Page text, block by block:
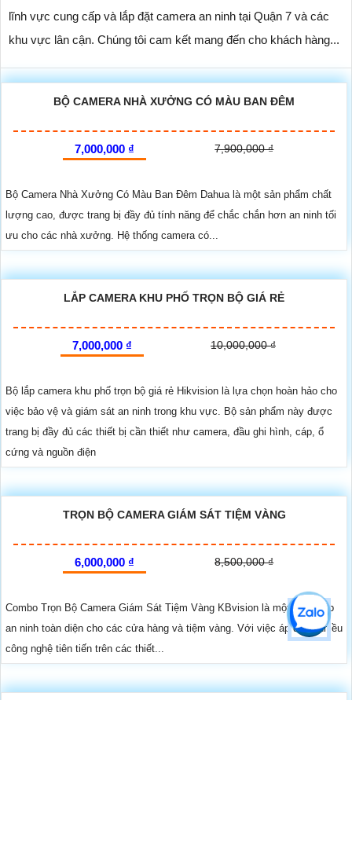
lĩnh vực cung cấp và lắp đặt camera an ninh tại Quận 7 và các
khu vực lân cận. Chúng tôi cam kết mang đến cho khách hàng...
BỘ CAMERA NHÀ XƯỞNG CÓ MÀU BAN ĐÊM
7,000,000 ₫ 7,900,000 ₫
Bộ Camera Nhà Xưởng Có Màu Ban Đêm Dahua là một sản phẩm chất
lượng cao, được trang bị đầy đủ tính năng để chắc chắn hơn an ninh tối
ưu cho các nhà xưởng. Hệ thống camera có...
LẮP CAMERA KHU PHỐ TRỌN BỘ GIÁ RẺ
7,000,000 ₫ 10,000,000 ₫
Bộ lắp camera khu phố trọn bộ giá rẻ Hikvision là lựa chọn hoàn hảo cho
việc bảo vệ và giám sát an ninh trong khu vực. Bộ sản phẩm này được
trang bị đầy đủ các thiết bị cần thiết như camera, đầu ghi hình, cáp, ổ
cứng và nguồn điện
TRỌN BỘ CAMERA GIÁM SÁT TIỆM VÀNG
6,000,000 ₫ 8,500,000 ₫
Combo Trọn Bộ Camera Giám Sát Tiệm Vàng KBvision là một giải pháp
an ninh toàn diện cho các cửa hàng và tiệm vàng. Với việc áp dụng nhiều
công nghệ tiên tiến trên các thiết...